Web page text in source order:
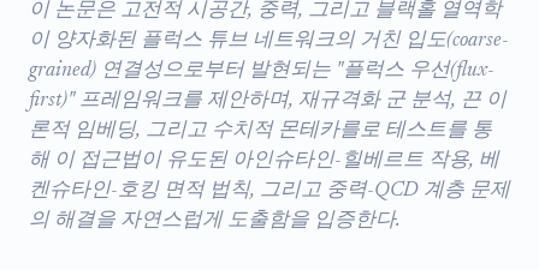
이 논문은 고전적 시공간, 중력, 그리고 블랙홀 열역학
이 양자화된 플럭스 튜브 네트워크의 거친 입도(coarse-
grained) 연결성으로부터 발현되는 "플럭스 우선(flux-
first)" 프레임워크를 제안하며, 재규격화 군 분석, 끈 이
론적 임베딩, 그리고 수치적 몬테카를로 테스트를 통
해 이 접근법이 유도된 아인슈타인-힐베르트 작용, 베
켄슈타인-호킹 면적 법칙, 그리고 중력-QCD 계층 문제
의 해결을 자연스럽게 도출함을 입증한다.